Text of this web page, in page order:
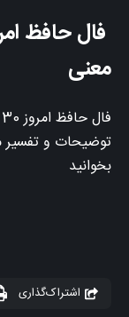
معنی
توضیحات و تفسیر
بخوانید
اشتراک‌گذاری